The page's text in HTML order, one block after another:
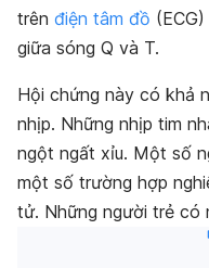
trên điện tâm đồ
giữa sóng Q và T.
Hội chứng này có khả
nhịp. Những nhịp tim
ngột ngất xỉu. Một số
một số trường hợp
tử. Những người trẻ có